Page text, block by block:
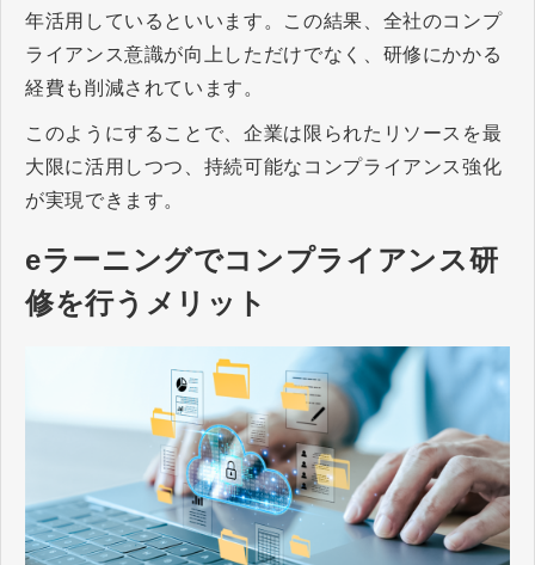
年活用しているといいます。この結果、全社のコンプ
ライアンス意識が向上しただけでなく、研修にかかる
経費も削減されています。
このようにすることで、企業は限られたリソースを最
大限に活用しつつ、持続可能なコンプライアンス強化
が実現できます。
eラーニングでコンプライアンス研
修を行うメリット